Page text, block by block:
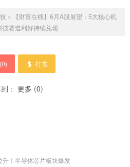
»
【财富在线】6月A股展望：5大核心机
技赛道利好持续兑现
0) 打赏
： 更多 (0)
升！半导体芯片板块爆发